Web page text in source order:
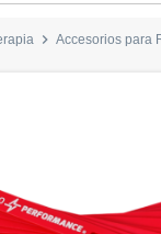
chevron_right Accesorios para